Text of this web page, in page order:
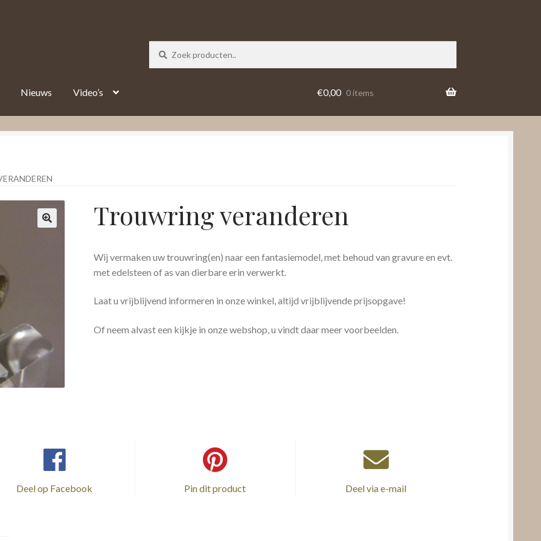
Nieuws Video’s €0,00 0 items
Trouwring veranderen
Wij vermaken uw trouwring(en) naar een fantasiemodel, met behoud van gravure en evt.
met edelsteen of as van dierbare erin verwerkt.
Laat u vrijblijvend informeren in onze winkel, altijd vrijblijvende prijsopgave!
Of neem alvast een kijkje in onze webshop, u vindt daar meer voorbeelden.
Deel op Facebook Pin dit product Deel via e-mail